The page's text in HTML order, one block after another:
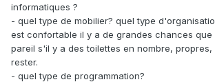
informatiques ?
- quel type de mobilier? quel type
est confortable il y a de grandes chances que
pareil s'il y a des toilettes en nombre,
rester.
- quel type de programmation?